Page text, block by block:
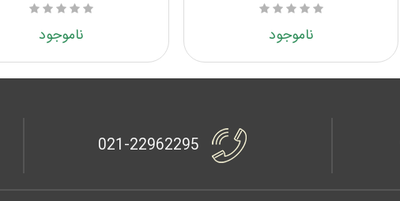
ناموجود ناموجود
021-22962295